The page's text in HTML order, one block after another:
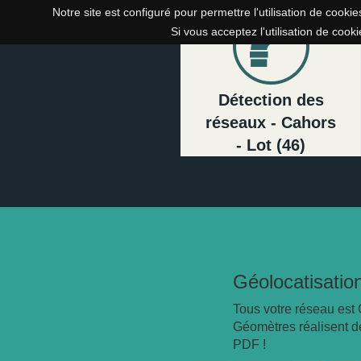
Notre site est configuré pour permettre l'utilisation de
Si vous acceptez l'utilisation de
Notre site est configuré pour permettre l'utilisation de
Si vous acceptez l'utilisation de
Détection des
réseaux - Cahors
- Lot (46)
Tous votre réseau
Géomètres réalisent
PDF !